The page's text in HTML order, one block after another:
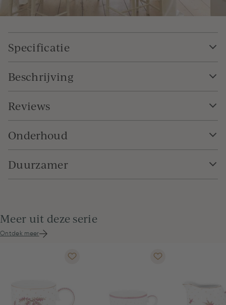
Specificatie
Beschrijving
Reviews
Onderhoud
Duurzamer
Meer uit deze serie
Ontdek meer